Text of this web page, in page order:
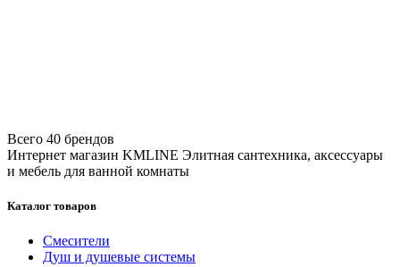
Всего 40 брендов
Интернет магазин KMLINE Элитная сантехника, аксессуары
и мебель для ванной комнаты
Каталог товаров
Смесители
Душ и душевые системы